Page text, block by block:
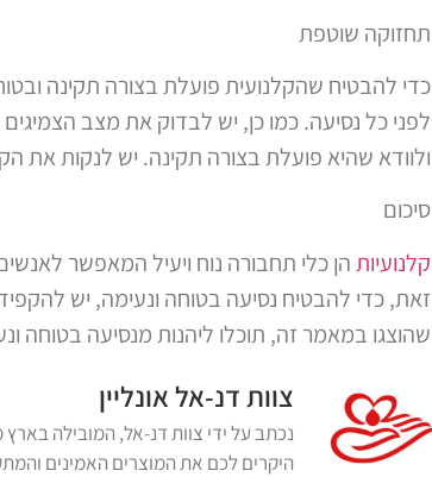
תחזוקה שוטפת
כדי להבטיח שהקלנועית פועלת בצורה תקינה
לפני כל נסיעה. כמו כן, יש לבדוק את מצב
ולוודא שהיא פועלת בצורה תקינה. יש לנקות את
סיכום
קלנועיותהן כלי תחבורה נוח ויעיל המאפשר
זאת, כדי להבטיח נסיעה בטוחה ונעימה, יש
שהוצגו במאמר זה, תוכלו ליהנות מנסיעה בטוחה
צוות דנ-אל אונליין
היקרים לכם את המוצרים האמינים